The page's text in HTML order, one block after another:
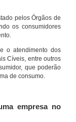
pelos Órgãos de
os consumidores
o atendimento dos
Cíveis, entre outros
que poderão
de consumo.
empresa no